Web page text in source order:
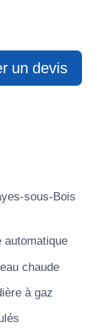
un devis
sous-Bois
automatique
chaude
à gaz